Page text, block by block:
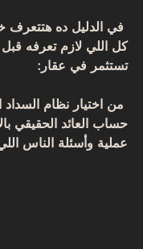
في الدليل ده
كل اللي لازم تعرفه
تستثمر في عقار:
من اختيار نظام
حساب العائد الحقيقي
عملية وأسئلة الناس